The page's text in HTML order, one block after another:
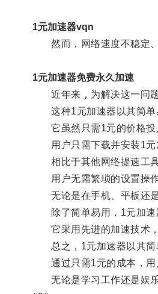
1元加速器vqn
然而，网络速度不稳定、
1元加速器免费永久加速
近年来，为解决这一问题
这种1元加速器以其简单
它虽然只需1元的价格投
用户只需下载并安装1元加
相比于其他网络提速工具
用户无需繁琐的设置操作
无论是在手机、平板还是
除了简单易用，1元加速
它采用先进的加速技术，
总之，1元加速器以其简
通过只需1元的成本，用
无论是学习工作还是娱乐